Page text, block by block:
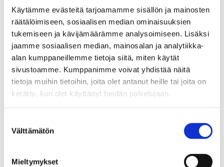
Käytämme evästeitä tarjoamamme sisällön ja mainosten
räätälöimiseen, sosiaalisen median ominaisuuksien
tukemiseen ja kävijämäärämme analysoimiseen. Lisäksi
jaamme sosiaalisen median, mainosalan ja analytiikka-
alan kumppaneillemme tietoja siitä, miten käytät
sivustoamme. Kumppanimme voivat yhdistää näitä
tietoja muihin tietoihin, joita olet antanut heille tai joita on
kerätty, kun olet käyttänyt heidän palvelujaan.
valinta
Välttämätön
Mieltymykset